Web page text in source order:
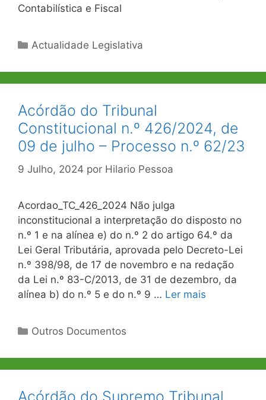
Contabilística e Fiscal
Categorias
Actualidade Legislativa
Acórdão do Tribunal
Constitucional n.º 426/2024, de
09 de julho – Processo n.º 62/23
9 Julho, 2024 por Hilario Pessoa
Acordao_TC_426_2024 Não julga
inconstitucional a interpretação do disposto no
n.º 1 e na alínea e) do n.º 2 do artigo 64.º da
Lei Geral Tributária, aprovada pelo Decreto-Lei
n.º 398/98, de 17 de novembro e na redação
da Lei n.º 83-C/2013, de 31 de dezembro, da
alínea b) do n.º 5 e do n.º 9 … Ler mais
Categorias
Outros Documentos
Acórdão do Supremo Tribunal